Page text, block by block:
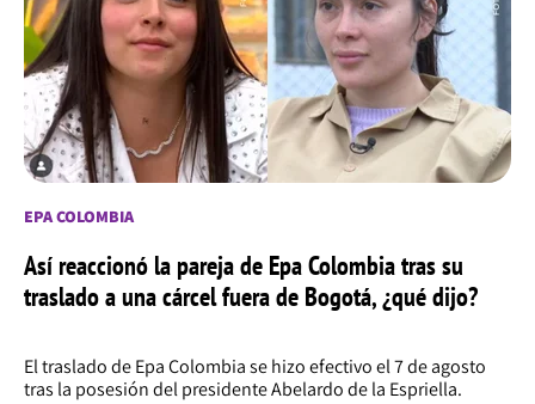
EPA COLOMBIA
Así reaccionó la pareja de Epa Colombia tras su
traslado a una cárcel fuera de Bogotá, ¿qué dijo?
El traslado de Epa Colombia se hizo efectivo el 7 de agosto
tras la posesión del presidente Abelardo de la Espriella.